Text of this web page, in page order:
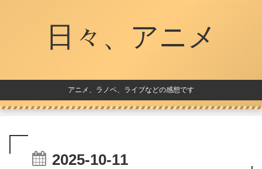
日々、アニメ
アニメ、ラノベ、ライブなどの感想です
2025-10-11